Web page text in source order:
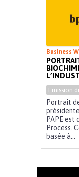
Business
Emission
Portrait
PAPE est
Process.
basée à...